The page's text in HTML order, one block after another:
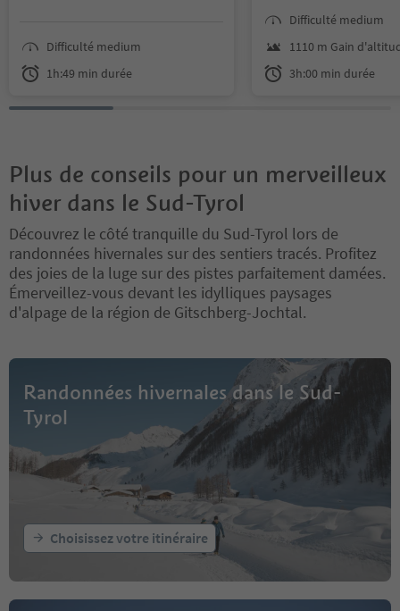
scape. During the Christmas perio
d, the mountain hut is open daily
and afterwards at weekends.
Difficulté medium
1h:49 min durée
you can enjoy wide
Pfunderer Valley and
surrounding
tour is ideal if you
combine nature with
Difficulté medium
1110 m Gain
3h:00 min durée
Plus de conseils pour un merveilleux
hiver dans le Sud-Tyrol
Découvrez le côté tranquille du Sud-Tyrol lors de
randonnées hivernales sur des sentiers tracés. Profitez
des joies de la luge sur des pistes parfaitement damées.
Émerveillez-vous devant les idylliques paysages
d'alpage de la région de Gitschberg-Jochtal.
Randonnées hivernales dans le Sud-
Tyrol
Choisissez votre itinéraire